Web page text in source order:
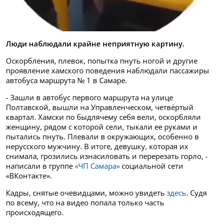
Люди наблюдали крайне неприятную картину.
Оскорбления, плевок, попытка пнуть ногой и другие
проявление хамского поведения наблюдали пассажиры
автобуса маршрута № 1 в Самаре.
- Зашли в автобус первого маршрута на улице
Полтавской, вышли на Управленческом, четвёртый
квартал. Хамски по быдлячему себя вели, оскорбляли
женщину, рядом с которой сели, тыкали ее руками и
пытались пнуть. Плевали в окружающих, особенно в
нерусского мужчину. В итоге, девушку, которая их
снимала, грозились изнасиловать и перерезать горло, -
написали в группе «ЧП Самара» социальной сети
«ВКонтакте».
Кадры, снятые очевидцами, можно увидеть здесь. Судя
по всему, что на видео попала только часть
происходящего.